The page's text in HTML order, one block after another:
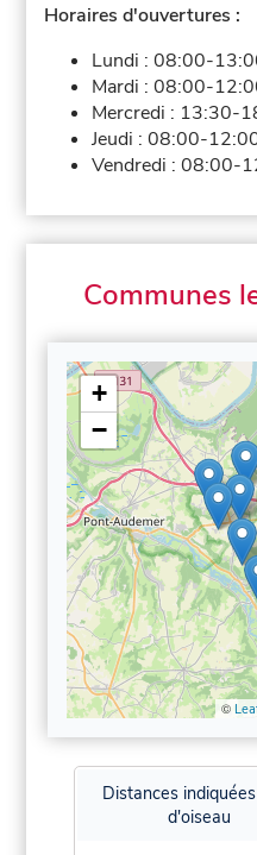
Horaires d'ouvertures :
Lundi :08:00-
Mardi :08:00-
Mercredi : 13:30-
Jeudi :08:00-
Vendredi :08:00-
Communes
+
−
©
Distances
d'oiseau